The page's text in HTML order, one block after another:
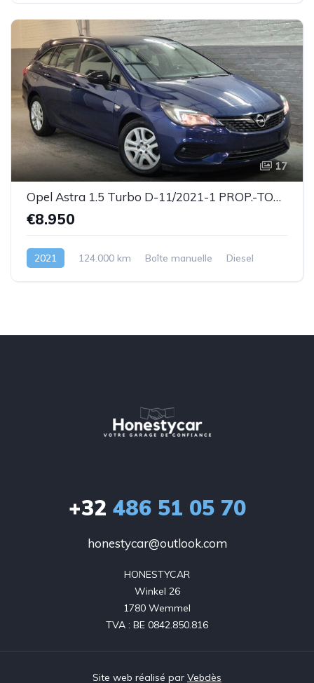
17
Opel Astra 1.5 Turbo D-11/2021-1 PROP.-TOP ETAT !!!-Garantie
€8.950
2021 124.000 km Boîte manuelle Diesel
+32 486 51 05 70
honestycar@outlook.com
HONESTYCAR
Winkel 26
1780 Wemmel
TVA : BE 0842.850.816
Site web réalisé par Vebdès